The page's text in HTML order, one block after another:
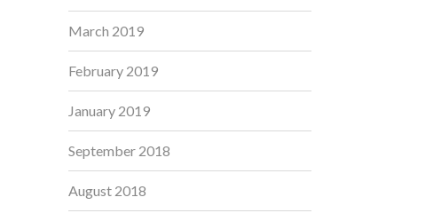
March 2019
February 2019
January 2019
September 2018
August 2018